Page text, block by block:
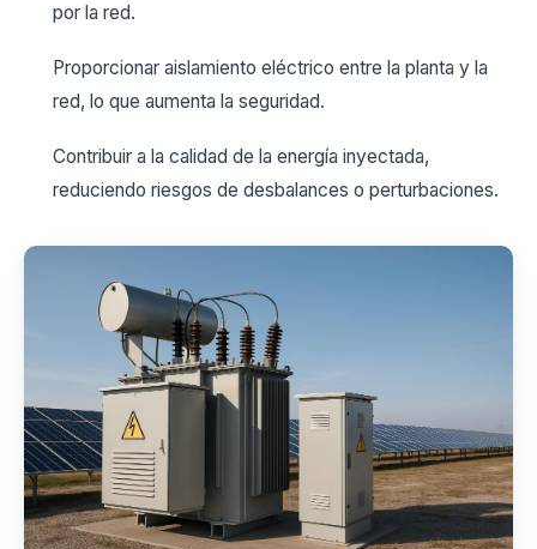
por la red.
Proporcionar aislamiento eléctrico entre la planta y la
red, lo que aumenta la seguridad.
Contribuir a la calidad de la energía inyectada,
reduciendo riesgos de desbalances o perturbaciones.